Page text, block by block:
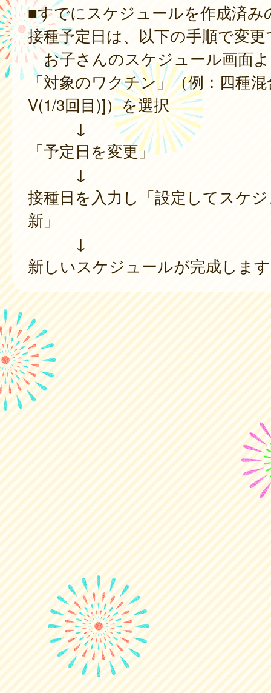
■すでにスケジュールを作成済み
接種予定日は、以下の手順で変
お子さんのスケジュール画面
「対象のワクチン」（例：四種
V(1/3回目)]）を選択
↓
「予定日を変更」
↓
接種日を入力し「設定してスケ
新」
↓
新しいスケジュールが完成しま